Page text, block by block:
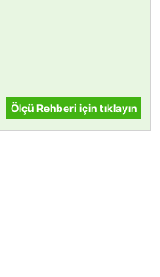
Ölçü Rehberi için tıklayın